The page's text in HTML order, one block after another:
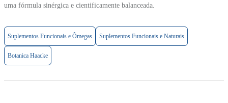
uma fórmula sinérgica e cientificamente balanceada.
Suplementos Funcionais e Ômegas Suplementos Funcionais e Naturais
Botanica Haacke